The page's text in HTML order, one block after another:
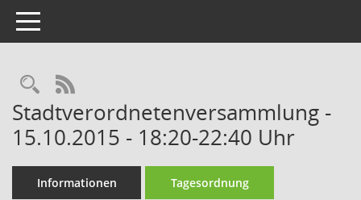
Toggle navigation
Rechercheauswahl
RSS-Feed
Stadtverordnetenversammlung -
15.10.2015 - 18:20-22:40 Uhr
Informationen Tagesordnung